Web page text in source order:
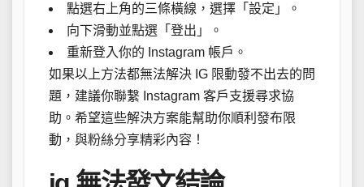
點選右上角的三條橫線，選擇「設定」。
向下滑動並點選「登出」。
重新登入你的 Instagram 帳戶。
如果以上方法都無法解決 IG 限動發不出去的問
題，建議你聯繫 Instagram 客戶支援尋求協
助。希望這些解決方案能幫助你順利發布限
動，與粉絲分享精彩內容！